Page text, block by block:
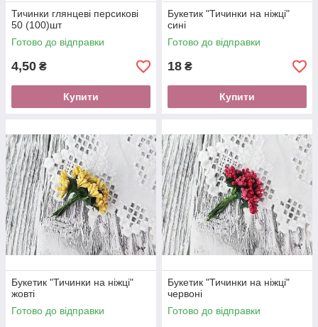
Тичинки глянцеві персикові
50 (100)шт
Готово до відправки
4,50 ₴
Купити
Букетик "Тичинки на ніжці"
сині
Готово до відправки
18 ₴
Купити
Букетик "Тичинки на ніжці"
жовті
Готово до відправки
Букетик "Тичинки на ніжці"
червоні
Готово до відправки